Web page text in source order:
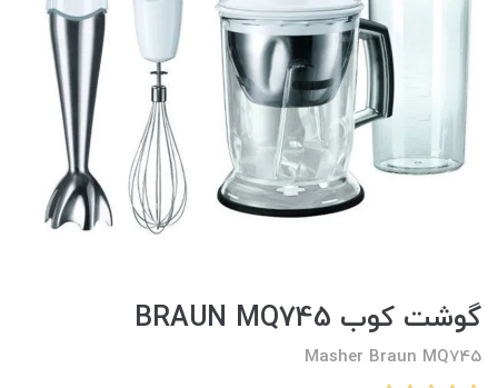
گوشت کوب BRAUN MQ745
Masher Braun MQ745